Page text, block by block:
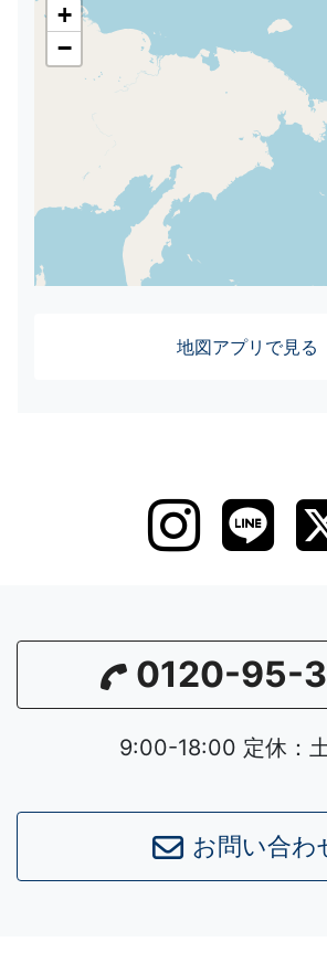
+
−
Leaflet |©
地図アプリで見る
0120-95-
9:00-18:00 定休：
お問い合わ